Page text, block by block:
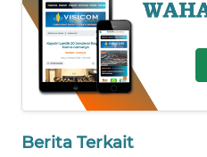
Berita Terkait
WN
SERAMBI
WN
JAMBI